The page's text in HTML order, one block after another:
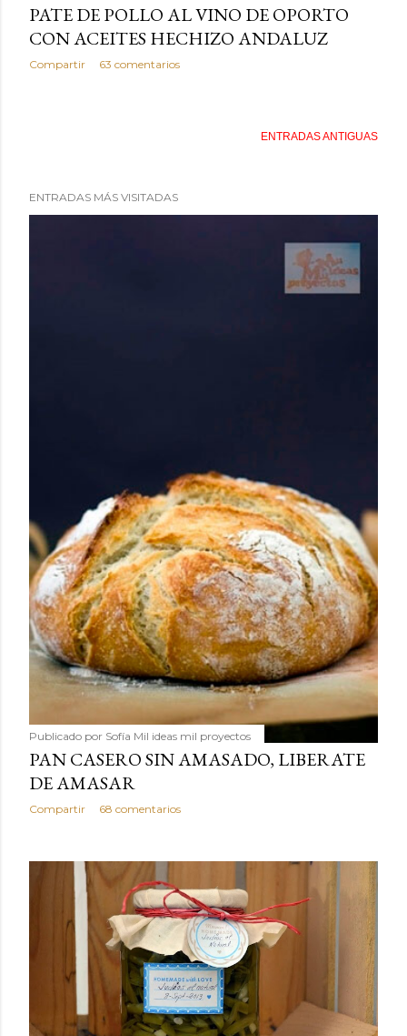
PATE DE POLLO AL VINO DE OPORTO
CON ACEITES HECHIZO ANDALUZ
Compartir 63 comentarios
ENTRADAS ANTIGUAS
ENTRADAS MÁS VISITADAS
Publicado por Sofía Mil ideas mil proyectos
PAN CASERO SIN AMASADO, LIBERATE
DE AMASAR
Compartir 68 comentarios